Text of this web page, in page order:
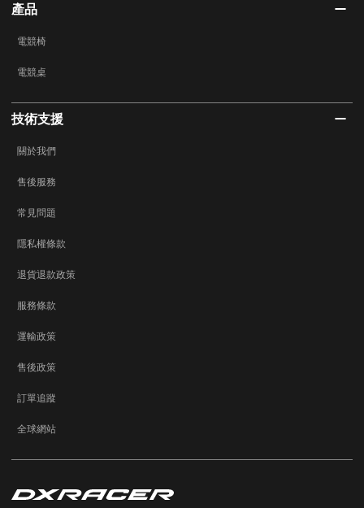
產品
電競椅
電競桌
技術支援
關於我們
售後服務
常見問題
隱私權條款
退貨退款政策
服務條款
運輸政策
售後政策
訂單追蹤
全球網站